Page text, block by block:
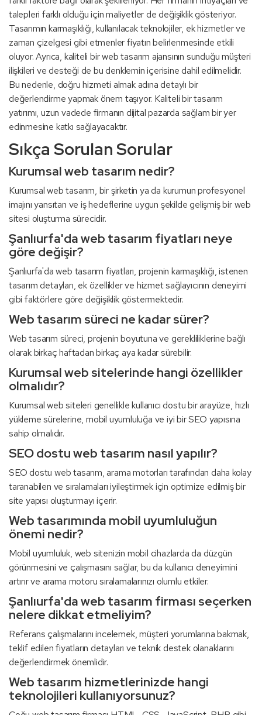
talepleri farklı olduğu için maliyetler de değişiklik gösteriyor.
Tasarımın karmaşıklığı, kullanılacak teknolojiler, ek hizmetler ve
zaman çizelgesi gibi etmenler fiyatın belirlenmesinde etkili
oluyor. Ayrıca, kaliteli bir web tasarım ajansının sunduğu müşteri
ilişkileri ve desteği de bu denklemin içerisine dahil edilmelidir.
Bu nedenle, doğru hizmeti almak adına detaylı bir
değerlendirme yapmak önem taşıyor. Kaliteli bir tasarım
yatırımı, uzun vadede firmanın dijital pazarda sağlam bir yer
edinmesine katkı sağlayacaktır.
Sıkça Sorulan Sorular
Kurumsal web tasarım nedir?
Kurumsal web tasarım, bir şirketin ya da kurumun profesyonel
imajını yansıtan ve iş hedeflerine uygun şekilde gelişmiş bir web
sitesi oluşturma sürecidir.
Şanlıurfa'da web tasarım fiyatları neye
göre değişir?
Şanlıurfa'da web tasarım fiyatları, projenin karmaşıklığı, istenen
tasarım detayları, ek özellikler ve hizmet sağlayıcının deneyimi
gibi faktörlere göre değişiklik göstermektedir.
Web tasarım süreci ne kadar sürer?
Web tasarım süreci, projenin boyutuna ve gerekliliklerine bağlı
olarak birkaç haftadan birkaç aya kadar sürebilir.
Kurumsal web sitelerinde hangi özellikler
olmalıdır?
Kurumsal web siteleri genellikle kullanıcı dostu bir arayüze, hızlı
yükleme sürelerine, mobil uyumluluğa ve iyi bir SEO yapısına
sahip olmalıdır.
SEO dostu web tasarım nasıl yapılır?
SEO dostu web tasarım, arama motorları tarafından daha kolay
taranabilen ve sıralamaları iyileştirmek için optimize edilmiş bir
site yapısı oluşturmayı içerir.
Web tasarımında mobil uyumluluğun
önemi nedir?
Mobil uyumluluk, web sitenizin mobil cihazlarda da düzgün
görünmesini ve çalışmasını sağlar, bu da kullanıcı deneyimini
artırır ve arama motoru sıralamalarınızı olumlu etkiler.
Şanlıurfa'da web tasarım firması seçerken
nelere dikkat etmeliyim?
Referans çalışmalarını incelemek, müşteri yorumlarına bakmak,
teklif edilen fiyatların detayları ve teknik destek olanaklarını
değerlendirmek önemlidir.
Web tasarım hizmetlerinizde hangi
teknolojileri kullanıyorsunuz?